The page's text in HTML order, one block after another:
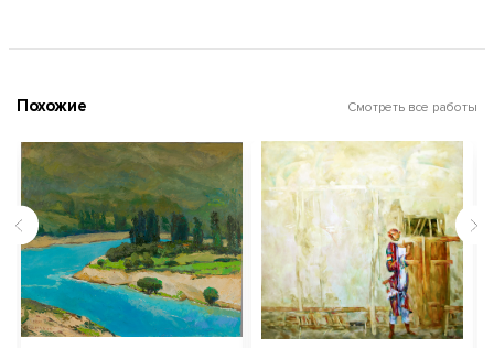
Похожие Смотреть все работы